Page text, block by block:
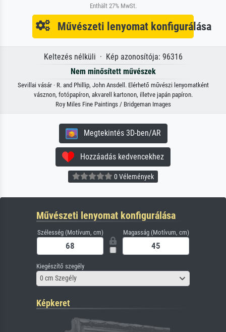
Enthält 27% MwSt.
Művészeti lenyomat konfigurálása
Keltezés nélküli · Kép azonosítója: 96316
Nem minősített művészek
Sevillai vásár · R. and Phillip, John Ansdell. Elérhető művészi lenyomatként
vásznon, fotópapíron, akvarell kartonon, illetve japán papíron.
Roy Miles Fine Paintings / Bridgeman Images
Megtekintés 3D-ben/AR
Hozzáadás kedvencekhez
0 Vélemények
Művészeti lenyomat konfigurálása
Szélesség (Motívum, cm) Magasság (Motívum, cm)
Kiegészítő szegély
0 cm Szegély
Képkeret